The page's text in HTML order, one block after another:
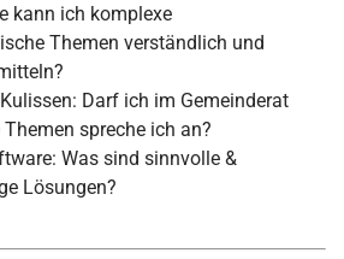
kann ich komplexe
Themen verständlich und
Darf ich im Gemeinderat
spreche ich an?
Was sind sinnvolle &
Lösungen?